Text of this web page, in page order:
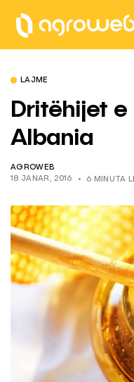
LAJME
Dritëhijet
Albania
AGROWEB
18 JANAR, 2016
6 MINUTA